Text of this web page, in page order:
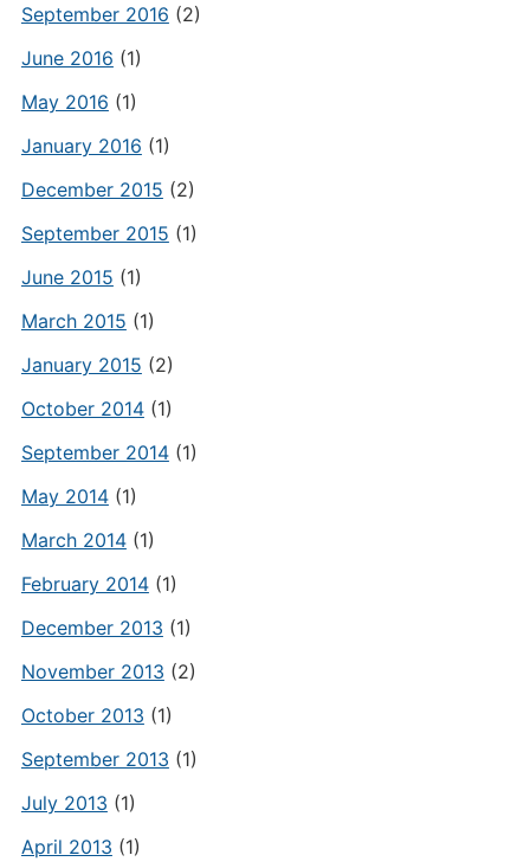
September 2016 (2)
June 2016 (1)
May 2016 (1)
January 2016 (1)
December 2015 (2)
September 2015 (1)
June 2015 (1)
March 2015 (1)
January 2015 (2)
October 2014(1)
September 2014(1)
May 2014(1)
March 2014(1)
February 2014(1)
December 2013 (1)
November 2013 (2)
October 2013 (1)
September 2013 (1)
July 2013 (1)
April 2013 (1)